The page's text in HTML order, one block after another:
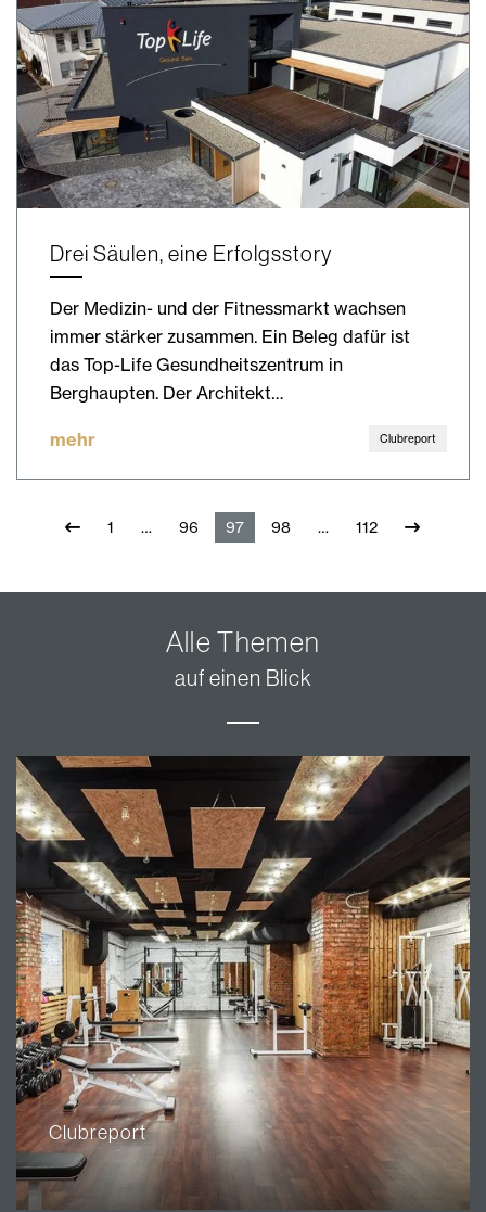
Drei Säulen, eine Erfolgsstory
Der Medizin- und der Fitnessmarkt wachsen
immer stärker zusammen. Ein Beleg dafür ist
das Top-Life Gesundheitszentrum in
Berghaupten. Der Architekt…
mehr Clubreport
1 96 97 98 112
Alle Themen
auf einen Blick
Clubreport